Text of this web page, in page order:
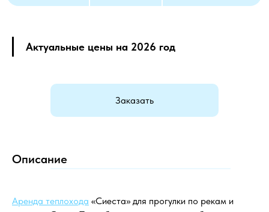
Актуальные цены на 2026 год
Заказать
Описание
Аренда теплохода «Сиеста» для прогулки по рекам и